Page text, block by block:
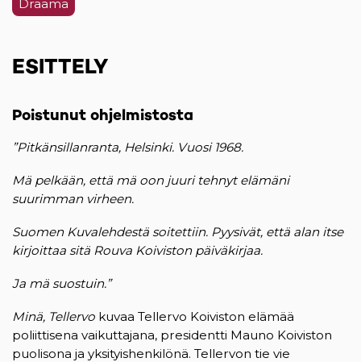
Draama
ESITTELY
Poistunut ohjelmistosta
”Pitkänsillanranta, Helsinki. Vuosi 1968.
Mä pelkään, että mä oon juuri tehnyt elämäni
suurimman virheen.
Suomen Kuvalehdestä soitettiin. Pyysivät, että alan itse
kirjoittaa sitä Rouva Koiviston päiväkirjaa.
Ja mä suostuin.”
Minä, Tellervo kuvaa Tellervo Koiviston elämää
poliittisena vaikuttajana, presidentti Mauno Koiviston
puolisona ja yksityishenkilönä. Tellervon tie vie